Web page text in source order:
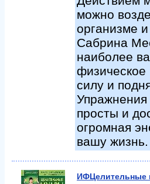
можно
организме
Сабрина
наиболее
силу и
Упражнения
просты и
огромная
вашу жизнь.
ИФЦелительные